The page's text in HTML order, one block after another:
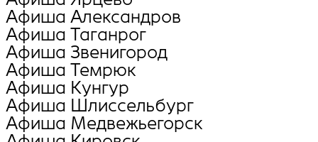
Афиша Александров
Афиша Таганрог
Афиша Звенигород
Афиша Темрюк
Афиша Кунгур
Афиша Шлиссельбург
Афиша Медвежьегорск